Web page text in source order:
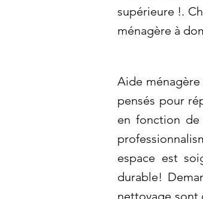
supérieure !.
ménagère à
Aide
pensés pour
en fonction
espace est
durable!
nettoyage sont